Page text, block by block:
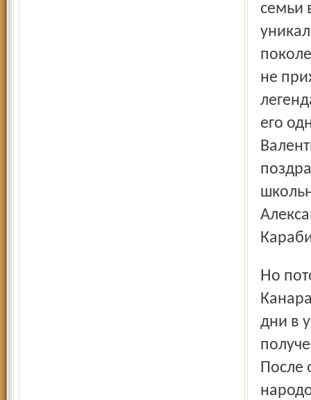
семьи
не
его
Но потомков сакинских слобожан где только нет. Даже на
дни в
После